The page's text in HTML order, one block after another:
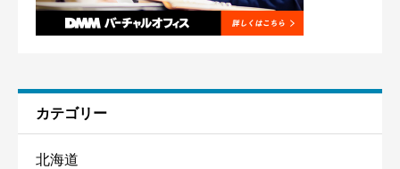
個人や企業に対するハラスメント、誹謗中傷にあたるような表
カテゴリー
北海道